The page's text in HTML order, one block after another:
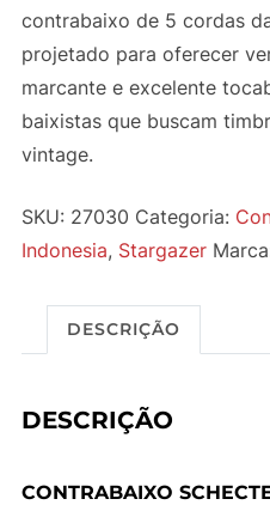
contrabaixo de 5 cordas
projetado para oferecer
marcante e excelente
baixistas que buscam
vintage.
SKU: 27030 Categoria:
Indonesia, Stargazer
DESCRIÇÃO
DESCRIÇÃO
CONTRABAIXO